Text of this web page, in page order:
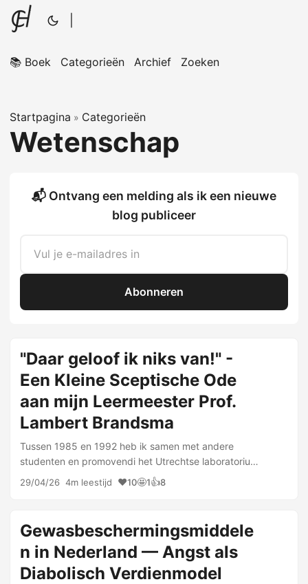
📚 Boek Categorieën Archief Zoeken
Startpagina » Categorieën
Wetenschap
📬 Ontvang een melding als ik een nieuwe
blog publiceer
Abonneren
"Daar geloof ik niks van!" -
Een Kleine Sceptische Ode
aan mijn Leermeester Prof.
Lambert Brandsma
Tussen 1985 en 1992 heb ik samen met andere
studenten en promovendi het Utrechtse laboratorium
van prof. Lambert Brandsma bevolkt. Eerst als
student, later na mijn doctoraal in 1989 als
29/04/26 4m leestijd ❤️10🤩1👍8
Gewasbeschermingsmiddele
n in Nederland — Angst als
Diabolisch Verdienmodel